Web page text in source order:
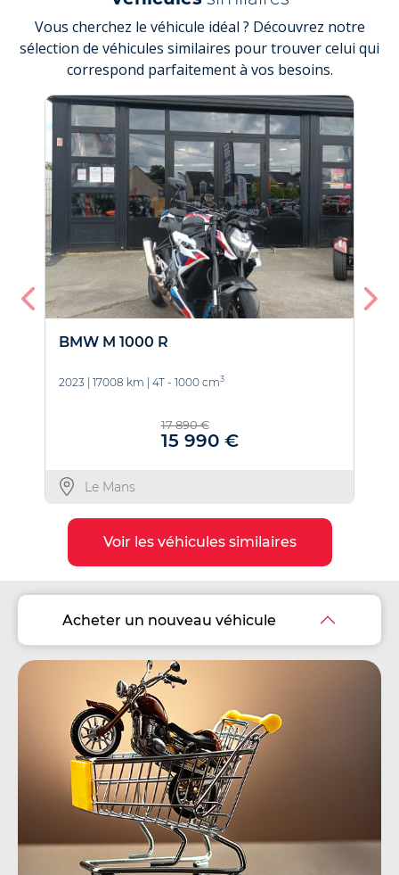
Vous cherchez le véhicule idéal ? Découvrez notre
sélection de véhicules similaires pour trouver celui qui
correspond parfaitement à vos besoins.
BMW M 1000 R
2023 | 17008 km | 4T - 1000 cm3
17 890 €
15 990 €
Le Mans
Voir les véhicules similaires
Acheter un nouveau véhicule